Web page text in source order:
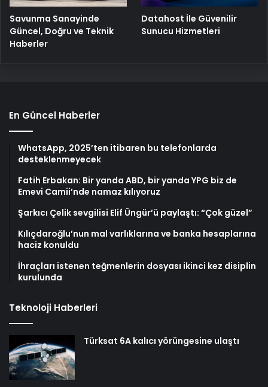
Savunma Sanayinde
Güncel, Doğru ve Teknik
Haberler
Datahost İle Güvenilir
Sunucu Hizmetleri
En Güncel Haberler
WhatsApp, 2025’ten itibaren bu telefonlarda
desteklenmeyecek
Fatih Erbakan: Bir yanda ABD, bir yanda YPG biz de
Emevi Camii’nde namaz kılıyoruz
Şarkıcı Çelik sevgilisi Elif Üngür’ü paylaştı: “Çok güzel”
Kılıçdaroğlu’nun mal varlıklarına ve banka hesaplarına
haciz konuldu
İhraçları istenen teğmenlerin dosyası ikinci kez disiplin
kurulunda
Teknoloji Haberleri
Türksat 6A kalıcı yörüngesine ulaştı